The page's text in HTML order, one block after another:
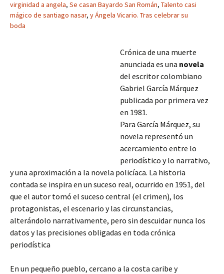
virginidad a angela, Se casan Bayardo San Román, Talento casi
mágico de santiago nasar, y Ángela Vicario. Tras celebrar su
boda
Crónica de una muerte
anunciada es una novela
del escritor colombiano
Gabriel García Márquez
publicada por primera vez
en 1981.
Para García Márquez, su
novela representó un
acercamiento entre lo
periodístico y lo narrativo,
y una aproximación a la novela policíaca. La historia
contada se inspira en un suceso real, ocurrido en 1951, del
que el autor tomó el suceso central (el crimen), los
protagonistas, el escenario y las circunstancias,
alterándolo narrativamente, pero sin descuidar nunca los
datos y las precisiones obligadas en toda crónica
periodística
En un pequeño pueblo, cercano a la costa caribe y